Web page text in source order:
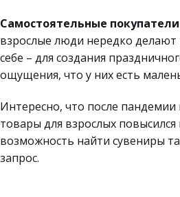
Самостоятельные
взрослые люди нередко делают
себе – для создания
ощущения, что у них есть
Интересно, что после пандемии
товары для взрослых повысился
возможность найти сувениры
запрос.